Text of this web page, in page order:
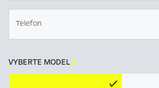
Telefon
VYBERTE MODEL